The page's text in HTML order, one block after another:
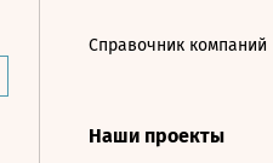
Справочник компаний
Наши проекты